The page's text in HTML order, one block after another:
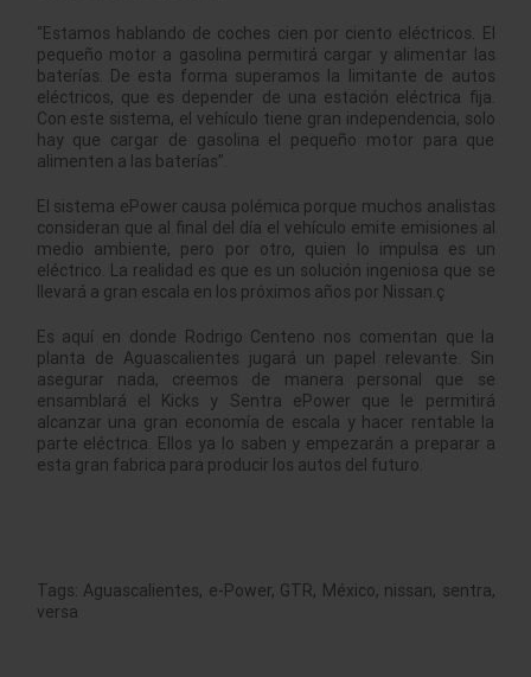
“Estamos hablando de coches cien por ciento eléctricos. El
pequeño motor a gasolina permitirá cargar y alimentar las
baterías. De esta forma superamos la limitante de autos
eléctricos, que es depender de una estación eléctrica fija.
Con este sistema, el vehículo tiene gran independencia, solo
hay que cargar de gasolina el pequeño motor para que
alimenten a las baterías”.
El sistema ePower causa polémica porque muchos analistas
consideran que al final del día el vehículo emite emisiones al
medio ambiente, pero por otro, quien lo impulsa es un
eléctrico. La realidad es que es un solución ingeniosa que se
llevará a gran escala en los próximos años por Nissan.ç
Es aquí en donde Rodrigo Centeno nos comentan que la
planta de Aguascalientes jugará un papel relevante. Sin
asegurar nada, creemos de manera personal que se
ensamblará el Kicks y Sentra ePower que le permitirá
alcanzar una gran economía de escala y hacer rentable la
parte eléctrica. Ellos ya lo saben y empezarán a preparar a
esta gran fabrica para producir los autos del futuro.
Tags: Aguascalientes, e-Power, GTR, México, nissan, sentra,
versa